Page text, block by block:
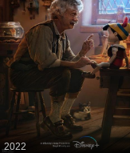
2022